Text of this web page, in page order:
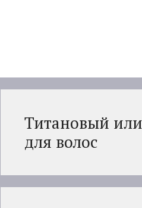
Титановый
для волос